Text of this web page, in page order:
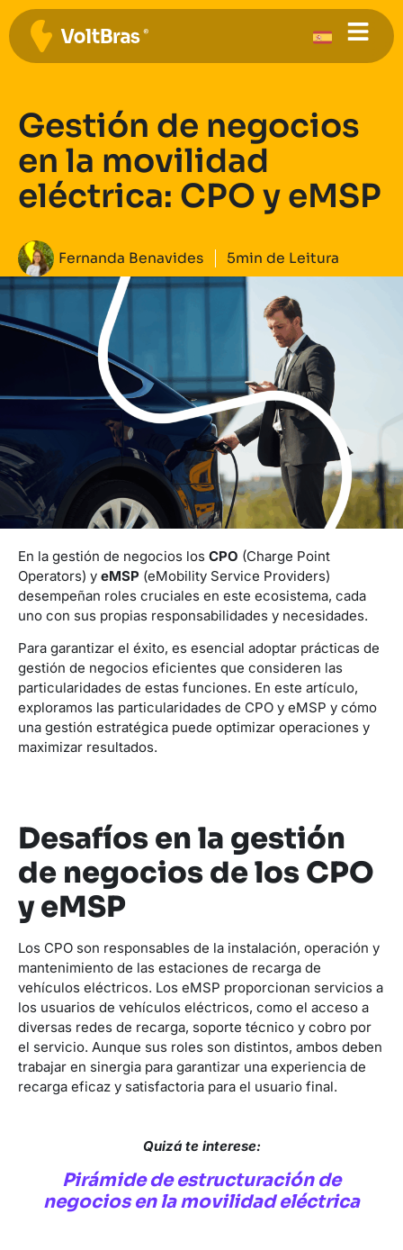
Gestión de negocios
en la movilidad
eléctrica: CPO y eMSP
Fernanda Benavides 5min de Leitura
En la gestión de negocios los CPO (Charge Point
Operators) y eMSP (eMobility Service Providers)
desempeñan roles cruciales en este ecosistema, cada
uno con sus propias responsabilidades y necesidades.
Para garantizar el éxito, es esencial adoptar prácticas de
gestión de negocios eficientes que consideren las
particularidades de estas funciones. En este artículo,
exploramos las particularidades de CPO y eMSP y cómo
una gestión estratégica puede optimizar operaciones y
maximizar resultados.
Desafíos en la gestión
de negocios de los CPO
y eMSP
Los CPO son responsables de la instalación, operación y
mantenimiento de las estaciones de recarga de
vehículos eléctricos. Los eMSP proporcionan servicios a
los usuarios de vehículos eléctricos, como el acceso a
diversas redes de recarga, soporte técnico y cobro por
el servicio. Aunque sus roles son distintos, ambos deben
trabajar en sinergia para garantizar una experiencia de
recarga eficaz y satisfactoria para el usuario final.
Quizá te interese:
Pirámide de estructuración de
negocios en la movilidad eléctrica